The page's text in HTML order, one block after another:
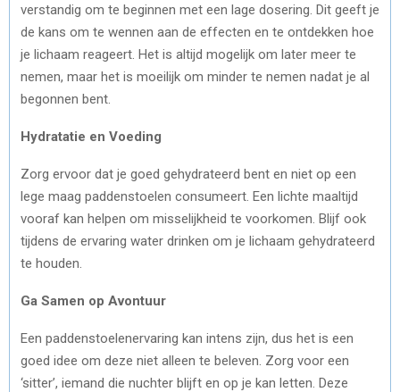
verstandig om te beginnen met een lage dosering. Dit geeft je
de kans om te wennen aan de effecten en te ontdekken hoe
je lichaam reageert. Het is altijd mogelijk om later meer te
nemen, maar het is moeilijk om minder te nemen nadat je al
begonnen bent.
Hydratatie en Voeding
Zorg ervoor dat je goed gehydrateerd bent en niet op een
lege maag paddenstoelen consumeert. Een lichte maaltijd
vooraf kan helpen om misselijkheid te voorkomen. Blijf ook
tijdens de ervaring water drinken om je lichaam gehydrateerd
te houden.
Ga Samen op Avontuur
Een paddenstoelenervaring kan intens zijn, dus het is een
goed idee om deze niet alleen te beleven. Zorg voor een
‘sitter’, iemand die nuchter blijft en op je kan letten. Deze